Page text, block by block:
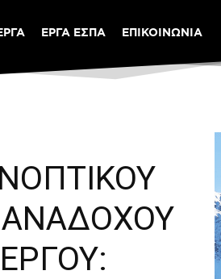
ΕΡΓΑ ΕΣΠΑ ΕΠΙΚΟΙΝΩΝΙΑ
ΑΝΑΔΟΧΟΥ